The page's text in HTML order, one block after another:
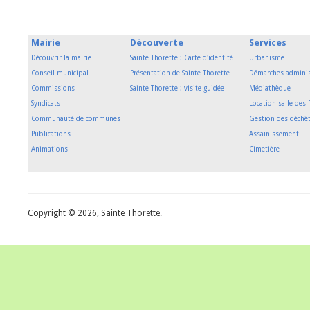
Mairie
Découvrir la mairie
Conseil municipal
Commissions
Syndicats
Communauté de communes
Publications
Animations
Découverte
Sainte Thorette : Carte d'identité
Présentation de Sainte Thorette
Sainte Thorette : visite guidée
Services
Urbanisme
Démarches
Médiathèque
Location salle des
Gestion des
Assainissement
Cimetière
Copyright © 2026, Sainte Thorette.